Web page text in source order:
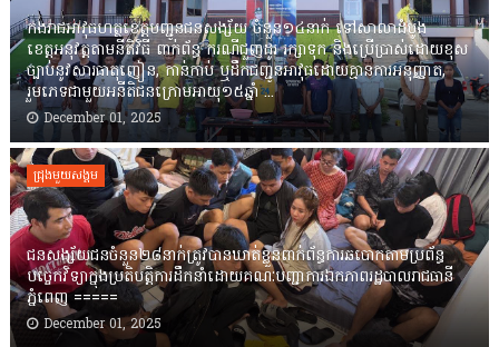
កងរាជឣាវុធហត្ថខេត្តបញ្ជូនជនសង្ស័យ ចំនួន១៤នាក់ ទៅសាលាដំបូង
ខេត្តឣនុវត្តតាមនីតិវិធី ពាក់ព័ន្ធ ករណីជួញដូរ រក្សាទុក និងប្រើប្រាស់ដោយខុស
ច្បាប់នូវសារធាតុញៀន, កាន់កាប់ ឬដឹកជញ្ជូនអាវុធដោយគ្មានការអនុញ្ញាត,
រួមភេទជាមួយអនីតិជនក្រោមអាយុ១៥ឆ្នាំ ...
December 01, 2025
ជ្រុងមួយសង្គម
ជនសង្ស័យជនចំនួន២៨នាក់ត្រូវបានឃាត់ខ្លួនពាក់ព័ន្ធការឆបោកតាមប្រព័ន្ធ
បច្ចេកវិទ្យាក្នុងប្រតិបត្តិការដឹកនាំដោយគណៈបញ្ជាការឯកភាពរដ្ឋបាលរាជធានី
ភ្នំពេញ ‎=====
December 01, 2025